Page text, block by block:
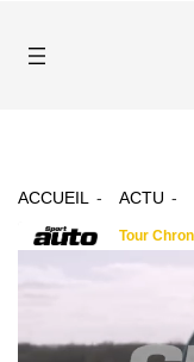
ACCUEIL ACTU